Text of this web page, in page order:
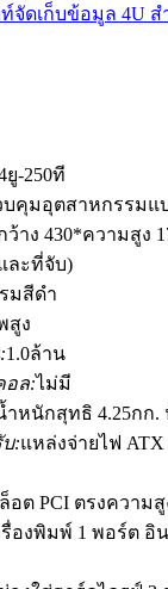
ยู-250ที
คุมอุตสาหกรรมแ
ว้าง 430*ความสูง
ละที่จับ)
มสีดำ
สูง
1.0ล้าน
อล:ไม่มี
ำหนักสุทธิ 4.25กก.
:แหล่งจ่ายไฟ
อต PCI ตรงความ
องพิมพ์ 1 พอร์ต อิ